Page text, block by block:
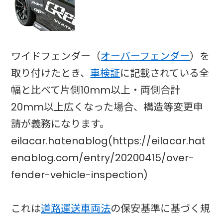
ワイドフェンダー（オーバーフェンダー）を
取り付けたとき、車検証に記載されている全
幅と比べて片側10mm以上・両側合計
20mm以上広くなった場合、構造等変更申
請が義務になります。
eilacar.hatenablog(https://eilacar.hat
enablog.com/entry/20200415/over-
fender-vehicle-inspection)
これは道路運送車両法の保安基準に基づく規